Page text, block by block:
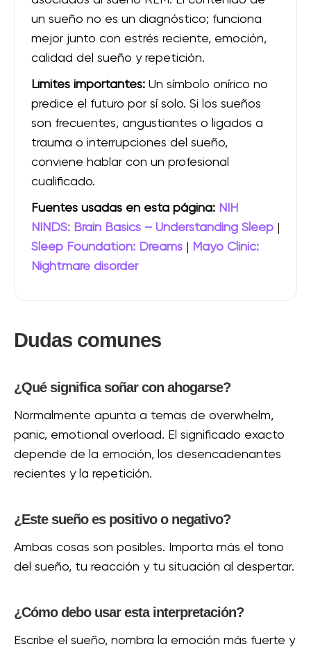
un sueño no es un diagnóstico; funciona
mejor junto con estrés reciente, emoción,
calidad del sueño y repetición.
Límites importantes: Un símbolo onírico no
predice el futuro por sí solo. Si los sueños
son frecuentes, angustiantes o ligados a
trauma o interrupciones del sueño,
conviene hablar con un profesional
cualificado.
Fuentes usadas en esta página: NIH
NINDS: Brain Basics – Understanding Sleep
Sleep Foundation: Dreams
Mayo Clinic:
Nightmare disorder
Dudas comunes
¿Qué significa soñar con ahogarse?
Normalmente apunta a temas de overwhelm,
panic, emotional overload. El significado exacto
depende de la emoción, los desencadenantes
recientes y la repetición.
¿Este sueño es positivo o negativo?
Ambas cosas son posibles. Importa más el tono
del sueño, tu reacción y tu situación al despertar.
¿Cómo debo usar esta interpretación?
Escribe el sueño, nombra la emoción más fuerte y